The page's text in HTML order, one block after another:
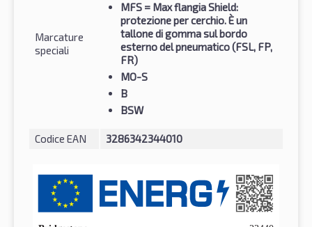
Marcature
speciali
MFS = Max flangia Shield:
protezione per cerchio. È un
tallone di gomma sul bordo
esterno del pneumatico (FSL, FP,
FR)
MO-S
B
BSW
Codice EAN 3286342344010